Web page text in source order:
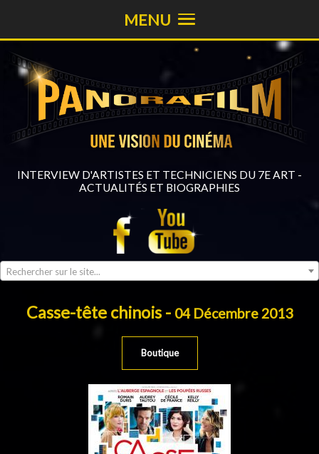
INTERVIEW D'ARTISTES ET TECHNICIENS DU 7E ART -
ACTUALITÉS ET BIOGRAPHIES
Rechercher sur le site...
MENU
Casse-tête chinois - 04 Décembre 2013
Boutique